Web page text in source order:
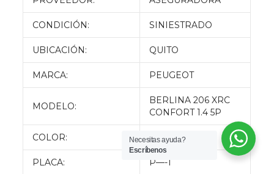
CONDICIÓN: SINIESTRADO
UBICACIÓN: QUITO
MARCA: PEUGEOT
MODELO:
BERLINA 206 XRC
CONFORT 1.4 5P
COLOR: BLANCO
PLACA: P—-1
Necesitas ayuda?
Escríbenos